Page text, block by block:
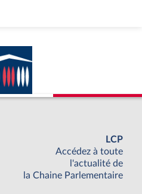
LCP
Accédez à toute
l'actualité de
la Chaine Parlementaire